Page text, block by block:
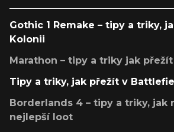
Gothic 1 Remake – tipy a triky,
Kolonii
Marathon – tipy a triky jak
Tipy a triky, jak přežít v
Borderlands 4 – tipy a triky, jak
nejlepší loot